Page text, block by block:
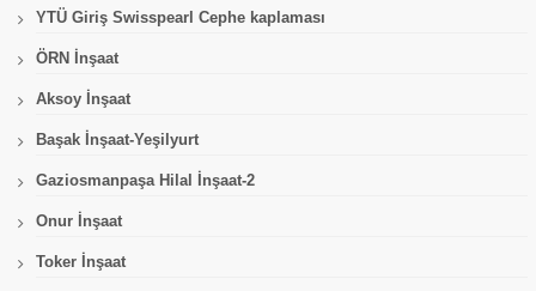
YTÜ Giriş Swisspearl Cephe kaplaması
ÖRN İnşaat
Aksoy İnşaat
Başak İnşaat-Yeşilyurt
Gaziosmanpaşa Hilal İnşaat-2
Onur İnşaat
Toker İnşaat